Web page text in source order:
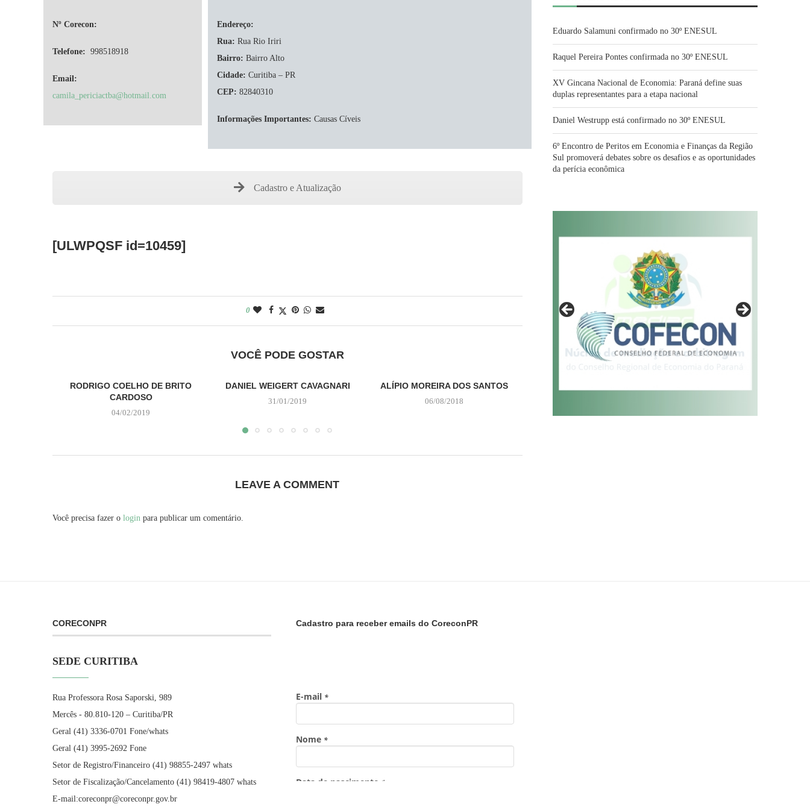
Nº Corecon:
Telefone: 998518918
Email:
camila_periciactba@hotmail.com
Endereço:
Rua: Rua Rio Iriri
Bairro: Bairro Alto
Cidade: Curitiba – PR
CEP: 82840310
Informações Importantes: Causas Cíveis
Cadastro e Atualização
[ULWPQSF id=10459]
0
VOCÊ PODE GOSTAR
RODRIGO COELHO DE BRITO
CARDOSO
04/02/2019
DANIEL WEIGERT CAVAGNARI
31/01/2019
ALÍPIO MOREIRA DOS SANTOS
06/08/2018
LEAVE A COMMENT
Você precisa fazer o login para publicar um comentário.
Eduardo Salamuni confirmado no 30º ENESUL
Raquel Pereira Pontes confirmada no 30º ENESUL
XV Gincana Nacional de Economia: Paraná define suas
duplas representantes para a etapa nacional
Daniel Westrupp está confirmado no 30º ENESUL
6º Encontro de Peritos em Economia e Finanças da Região
Sul promoverá debates sobre os desafios e as oportunidades
da perícia econômica
CORECONPR
SEDE CURITIBA
Rua Professora Rosa Saporski, 989
Mercês - 80.810-120 – Curitiba/PR
Geral (41) 3336-0701 Fone/whats
Geral (41) 3995-2692 Fone
Setor de Registro/Financeiro (41) 98855-2497 whats
Setor de Fiscalização/Cancelamento (41) 98419-4807 whats
E-mail:coreconpr@coreconpr.gov.br
Cadastro para receber emails do CoreconPR